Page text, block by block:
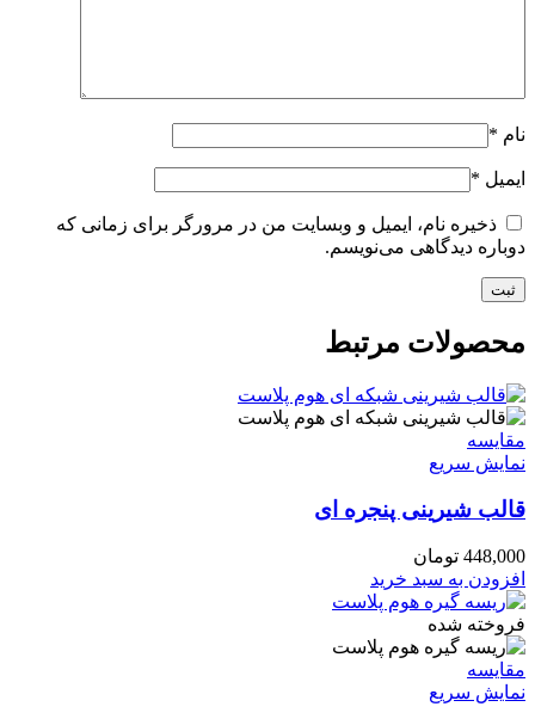
نام *
ایمیل *
ذخیره نام، ایمیل و وبسایت من در مرورگر برای زمانی که
دوباره دیدگاهی می‌نویسم.
محصولات مرتبط
مقايسه
نمایش سریع
قالب شیرینی پنجره ای
448,000 تومان
افزودن به سبد خرید
فروخته شده
مقايسه
نمایش سریع